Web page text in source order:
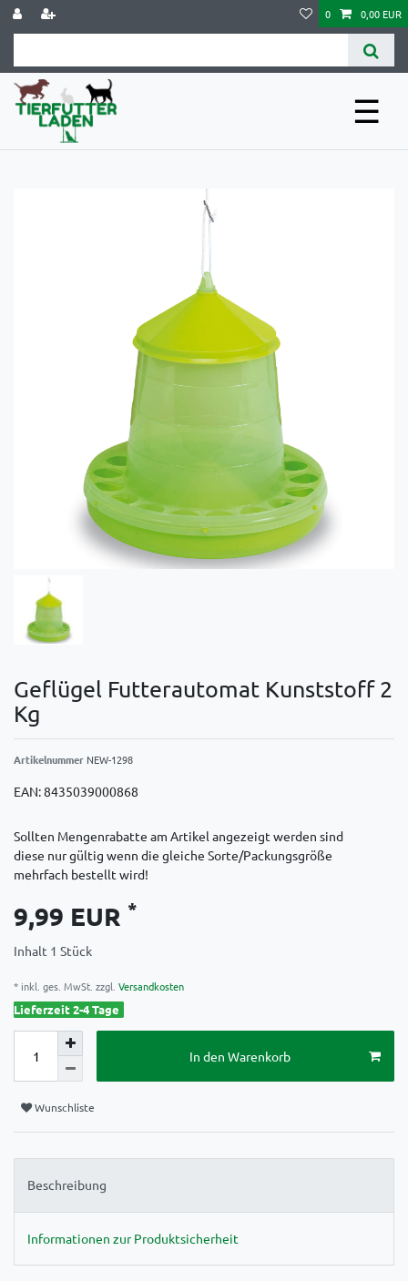
0 0,00 EUR
☰
Geflügel Futterautomat Kunststoff 2
Kg
Artikelnummer NEW-1298
EAN:8435039000868
Sollten Mengenrabatte am Artikel angezeigt werden sind
diese nur gültig wenn die gleiche Sorte/Packungsgröße
mehrfach bestellt wird!
9,99 EUR *
Inhalt 1 Stück
* inkl. ges. MwSt. zzgl. Versandkosten
Lieferzeit 2-4 Tage
In den Warenkorb
Wunschliste
Beschreibung
Informationen zur Produktsicherheit